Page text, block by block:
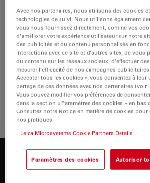
Éclairage à lumière réfléchie avec
pointe
Vous souhaitez en savoir
Avec nos partenaires, nous utilisons des cookies et
technologies de suivi. Nous utilisons également
vous nous fournissez directement, comme vos
d’améliorer votre expérience utilisateur sur notre
des publicités et du contenu personnalisés en
interactions avec ce site et d’autres sites, de vous
du contenu sur les réseaux sociaux, d’effectuer
mesurer l’efficacité de nos campagnes
Accepter tous les cookies », vous consentez à leur
partage de ces données avec nos partenaires (voir
Vous pouvez modifier vos préférences de
dans la section « Paramètres des cookies » en bas
Consultez notre Notice en matière de cookies pour
nos pratiques.
Leica Microsystems Cookie Partners Details
Paramètres des cookies Autoriser